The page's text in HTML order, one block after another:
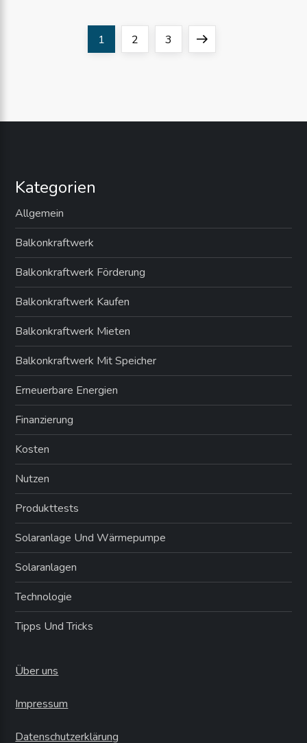
n
n
u
m
m
e
r
i
e
r
u
n
g
d
r
B
Page
1 Page
2 Page
3
Next
Kategorien
Allgemein
Balkonkraftwerk
Balkonkraftwerk Förderung
Balkonkraftwerk Kaufen
Balkonkraftwerk Mieten
Balkonkraftwerk Mit Speicher
Erneuerbare Energien
Finanzierung
Kosten
Nutzen
Produkttests
Solaranlage Und Wärmepumpe
Solaranlagen
Technologie
Tipps Und Tricks
Über uns
Impressum
Datenschutzerklärung